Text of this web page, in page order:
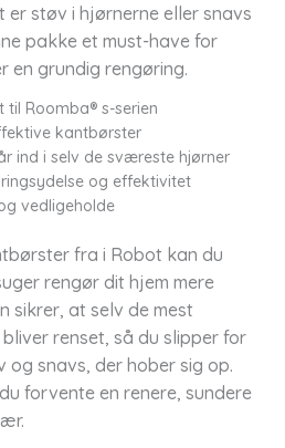
er støv i hjørnerne eller snavs
pakke et must-have for
grundig rengøring.
til Roomba® s-serien
kantbørster
ind i selv de sværeste hjørner
og effektivitet
vedligeholde
fra i Robot kan du
rengør dit hjem mere
sikrer, at selv de mest
renset, så du slipper for
og snavs, der hober sig op.
forvente en renere, sundere